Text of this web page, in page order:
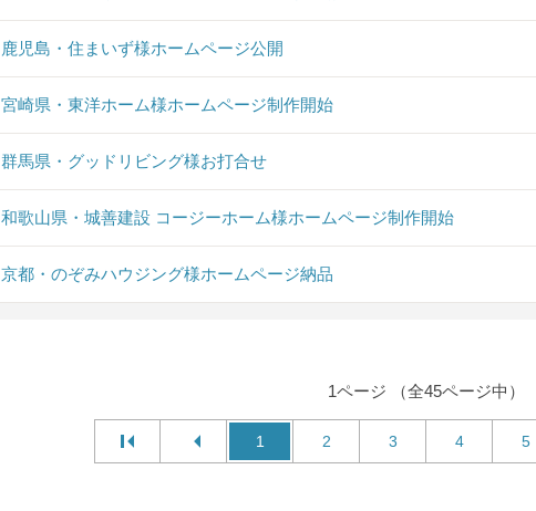
鹿児島・住まいず様ホームページ公開
宮崎県・東洋ホーム様ホームページ制作開始
群馬県・グッドリビング様お打合せ
和歌山県・城善建設 コージーホーム様ホームページ制作開始
京都・のぞみハウジング様ホームページ納品
1ページ （全45ページ中）
1 2 3 4 5